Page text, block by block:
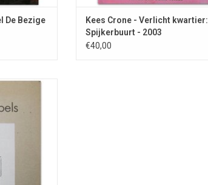
De Bezige
Kees Crone - Verlicht kwartier:
Spijkerbuurt - 2003
€40,00
bij de